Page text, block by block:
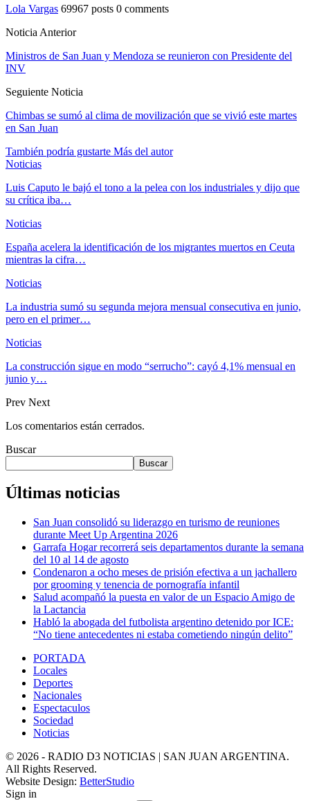
Lola Vargas 69967 posts 0 comments
Noticia Anterior
Ministros de San Juan y Mendoza se reunieron con Presidente del
INV
Seguiente Noticia
Chimbas se sumó al clima de movilización que se vivió este martes
en San Juan
También podría gustarte Más del autor
Noticias
Luis Caputo le bajó el tono a la pelea con los industriales y dijo que
su crítica iba…
Noticias
España acelera la identificación de los migrantes muertos en Ceuta
mientras la cifra…
Noticias
La industria sumó su segunda mejora mensual consecutiva en junio,
pero en el primer…
Noticias
La construcción sigue en modo “serrucho”: cayó 4,1% mensual en
junio y…
Prev Next
Los comentarios están cerrados.
Buscar
Buscar
Últimas noticias
San Juan consolidó su liderazgo en turismo de reuniones
durante Meet Up Argentina 2026
Garrafa Hogar recorrerá seis departamentos durante la semana
del 10 al 14 de agosto
Condenaron a ocho meses de prisión efectiva a un jachallero
por grooming y tenencia de pornografía infantil
Salud acompañó la puesta en valor de un Espacio Amigo de
la Lactancia
Habló la abogada del futbolista argentino detenido por ICE:
“No tiene antecedentes ni estaba cometiendo ningún delito”
PORTADA
Locales
Deportes
Nacionales
Espectaculos
Sociedad
Noticias
© 2026 - RADIO D3 NOTICIAS | SAN JUAN ARGENTINA.
All Rights Reserved.
Website Design: BetterStudio
Sign in